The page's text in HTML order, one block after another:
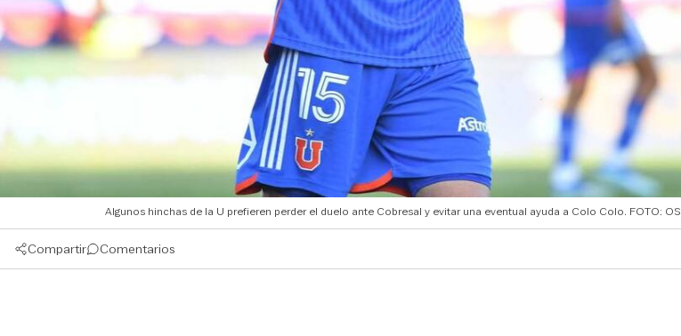
Algunos hinchas de la U prefieren perder el duelo ante Cobresal y evitar una eventual ayuda a Colo Colo. FOTO:
Compartir Comentarios